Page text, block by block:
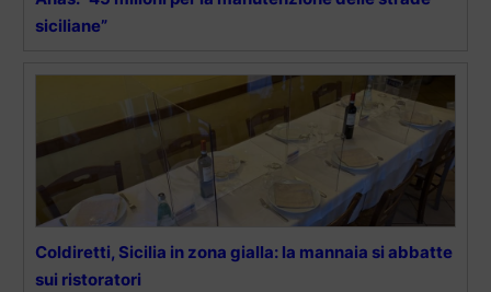
siciliane”
Coldiretti, Sicilia in zona gialla: la mannaia si abbatte
sui ristoratori